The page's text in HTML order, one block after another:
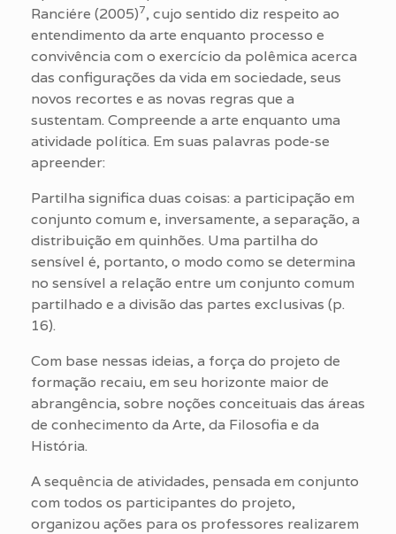
Ranciére (2005)7, cujo sentido diz respeito ao
entendimento da arte enquanto processo e
convivência com o exercício da polêmica acerca
das configurações da vida em sociedade, seus
novos recortes e as novas regras que a
sustentam. Compreende a arte enquanto uma
atividade política. Em suas palavras pode-se
apreender:
Partilha significa duas coisas: a participação em
conjunto comum e, inversamente, a separação, a
distribuição em quinhões. Uma partilha do
sensível é, portanto, o modo como se determina
no sensível a relação entre um conjunto comum
partilhado e a divisão das partes exclusivas (p.
16).
Com base nessas ideias, a força do projeto de
formação recaiu, em seu horizonte maior de
abrangência, sobre noções conceituais das áreas
de conhecimento da Arte, da Filosofia e da
História.
A sequência de atividades, pensada em conjunto
com todos os participantes do projeto,
organizou ações para os professores realizarem